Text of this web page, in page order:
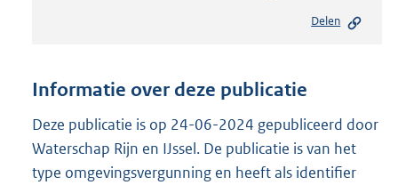
n
s
g
r
o
Delen
Informatie over deze publicatie
Deze publicatie is op 24-06-2024 gepubliceerd door
Waterschap Rijn en IJssel. De publicatie is van het
type omgevingsvergunning en heeft als identifier